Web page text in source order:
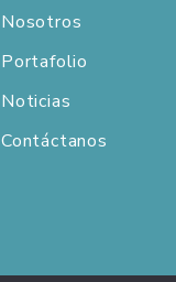
Nosotros
Portafolio
Noticias
Contáctanos